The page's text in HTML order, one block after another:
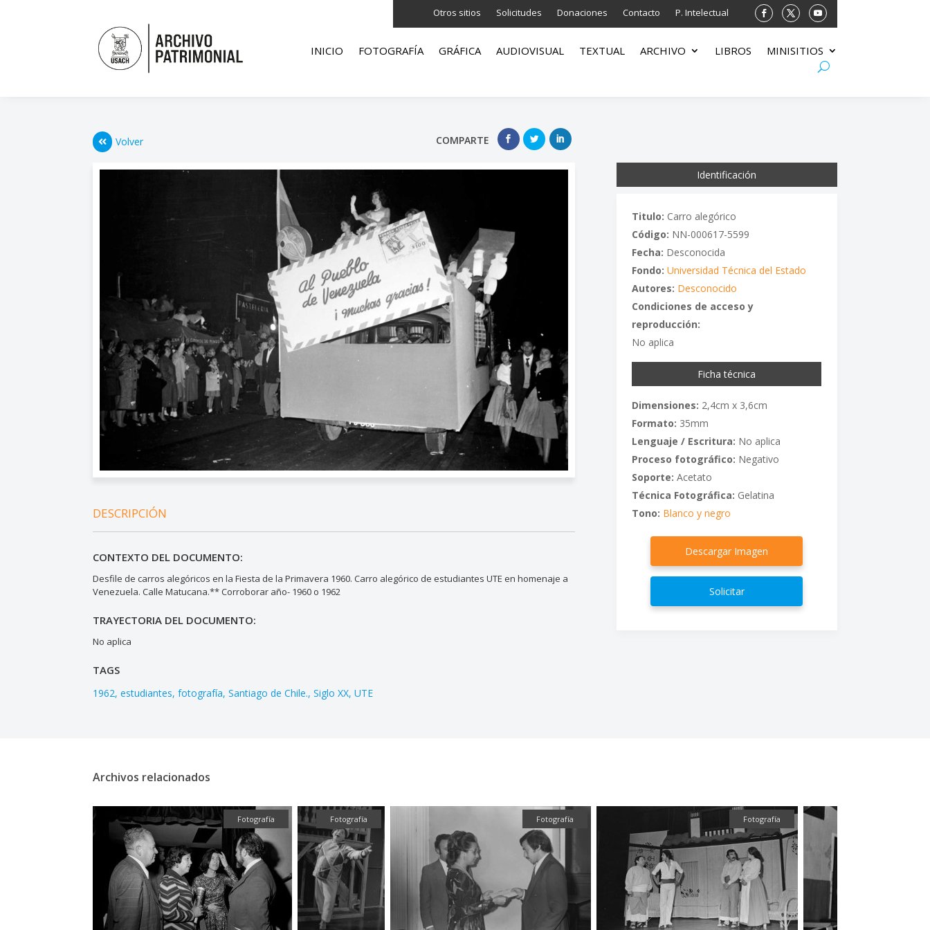
Otros sitios Solicitudes Donaciones Contacto P. Intelectual
INICIO FOTOGRAFÍA GRÁFICA AUDIOVISUAL TEXTUAL ARCHIVO LIBROS MINISITIOS
Volver COMPARTE
DESCRIPCIÓN
CONTEXTO DEL DOCUMENTO:
Desfile de carros alegóricos en la Fiesta de la Primavera 1960. Carro alegórico de estudiantes UTE en homenaje a
Venezuela. Calle Matucana.** Corroborar año- 1960 o 1962
TRAYECTORIA DEL DOCUMENTO:
No aplica
TAGS
1962 estudiantes fotografía Santiago de Chile. Siglo XX UTE
Identificación
Titulo: Carro alegórico
Código: NN-000617-5599
Fecha: Desconocida
Fondo: Universidad Técnica del Estado
Autores: Desconocido
Condiciones de acceso y
reproducción:
No aplica
Ficha técnica
Dimensiones: 2,4cm x 3,6cm
Formato: 35mm
Lenguaje / Escritura: No aplica
Proceso fotográfico: Negativo
Soporte: Acetato
Técnica Fotográfica: Gelatina
Tono: Blanco y negro
Descargar Imagen
Solicitar
Archivos relacionados
Fotografía Fotografía Fotografía Fotografía